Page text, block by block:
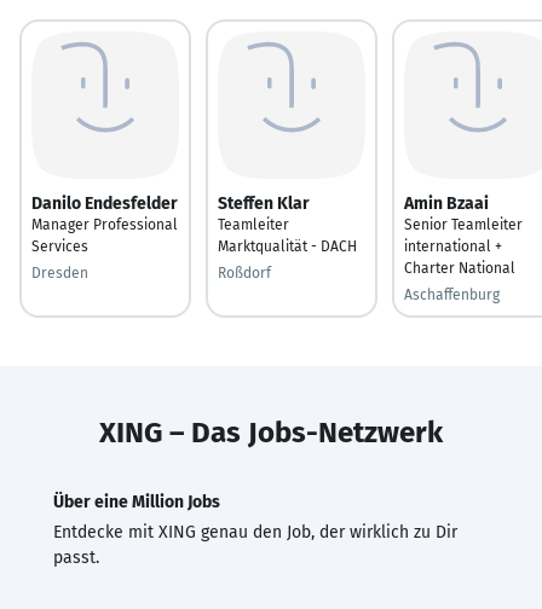
Danilo Endesfelder
Manager Professional
Services
Dresden
Steffen Klar
Teamleiter
Marktqualität - DACH
Roßdorf
Amin Bzaai
Senior Teamleiter
international +
Charter National
Aschaffenburg
XING – Das Jobs-Netzwerk
Über eine Million Jobs
Entdecke mit XING genau den Job, der wirklich zu Dir
passt.